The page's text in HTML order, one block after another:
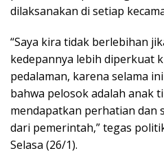
dilaksanakan di setiap
“Saya kira tidak berlebihan
kedepannya lebih diperkuat
pedalaman, karena selama
bahwa pelosok adalah anak
mendapatkan perhatian dan
dari pemerintah,” tegas
Selasa (26/1).